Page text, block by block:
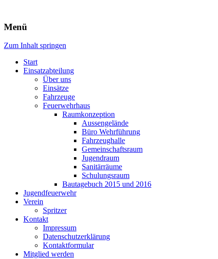
Freiwillige Feuerwehr Rodheim
v.d.H.
Menü
Zum Inhalt springen
Start
Einsatzabteilung
Über uns
Einsätze
Fahrzeuge
Feuerwehrhaus
Raumkonzeption
Aussengelände
Büro Wehrführung
Fahrzeughalle
Gemeinschaftsraum
Jugendraum
Sanitärräume
Schulungsraum
Bautagebuch 2015 und 2016
Jugendfeuerwehr
Verein
Spritzer
Kontakt
Impressum
Datenschutzerklärung
Kontaktformular
Mitglied werden